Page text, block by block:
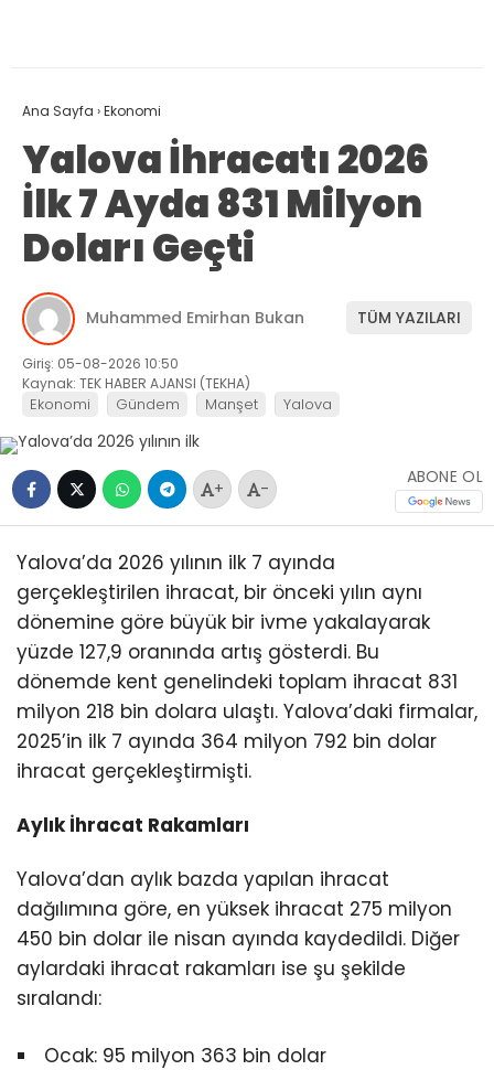
Ana Sayfa ›Ekonomi
Yalova İhracatı 2026
İlk 7 Ayda 831 Milyon
Doları Geçti
Muhammed Emirhan Bukan TÜM YAZILARI
Giriş: 05-08-2026 10:50
Kaynak: TEK HABER AJANSI (TEKHA)
Ekonomi Gündem Manşet Yalova
+ -
ABONE OL
Yalova’da 2026 yılının ilk 7 ayında
gerçekleştirilen ihracat, bir önceki yılın aynı
dönemine göre büyük bir ivme yakalayarak
yüzde 127,9 oranında artış gösterdi. Bu
dönemde kent genelindeki toplam ihracat 831
milyon 218 bin dolara ulaştı. Yalova’daki firmalar,
2025’in ilk 7 ayında 364 milyon 792 bin dolar
ihracat gerçekleştirmişti.
Aylık İhracat Rakamları
Yalova’dan aylık bazda yapılan ihracat
dağılımına göre, en yüksek ihracat 275 milyon
450 bin dolar ile nisan ayında kaydedildi. Diğer
aylardaki ihracat rakamları ise şu şekilde
sıralandı:
Ocak: 95 milyon 363 bin dolar